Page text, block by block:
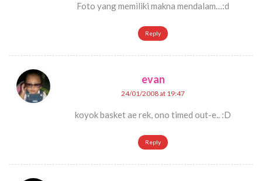
Foto yang memiliki makna mendalam…:d
Reply
evan
24/01/2008 at 19:47
koyok basket ae rek, ono timed out-e.. :D
Reply